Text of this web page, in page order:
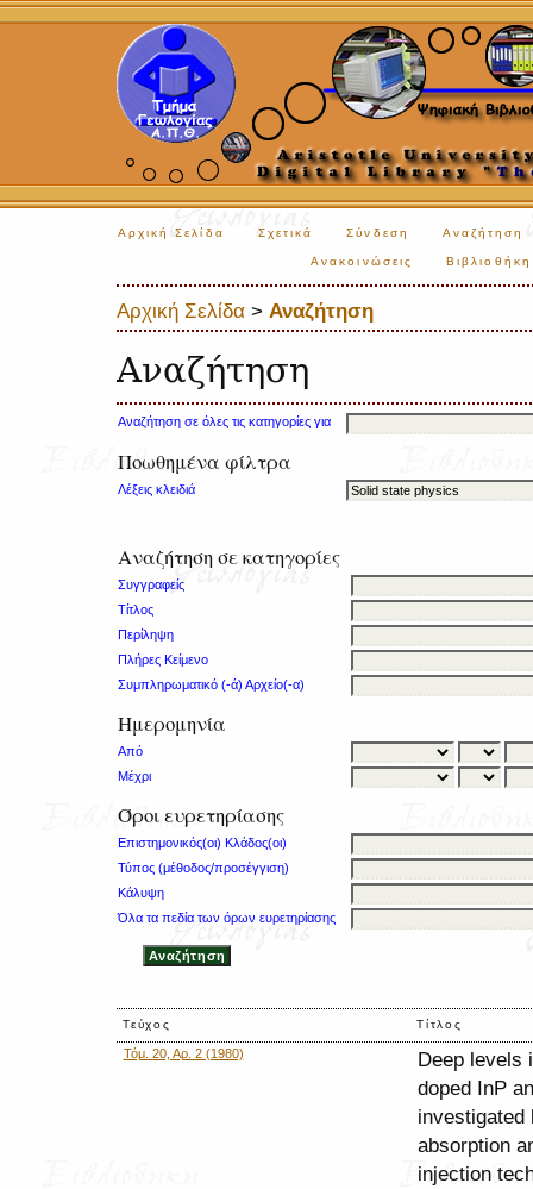
Αρχική Σελίδα Σχετικά Σύνδεση Αναζήτηση
Ανακοινώσεις Βιβλιοθήκη
Αρχική Σελίδα > Αναζήτηση
Αναζήτηση
Αναζήτηση σε όλες τις κατηγορίες για
Ποωθημένα φίλτρα
Λέξεις κλειδιά
Αναζήτηση σε κατηγορίες
Συγγραφείς
Τίτλος
Περίληψη
Πλήρες Κείμενο
Συμπληρωματικό (-ά) Αρχείο(-α)
Ημερομηνία
Από
Μέχρι
Όροι ευρετηρίασης
Επιστημονικός(οι) Κλάδος(οι)
Τύπος (μέθοδος/προσέγγιση)
Κάλυψη
Όλα τα πεδία των όρων ευρετηρίασης
Τεύχος Τίτλος
Τόμ. 20, Αρ. 2 (1980)
Deep levels
doped InP
investigated
absorption
injection